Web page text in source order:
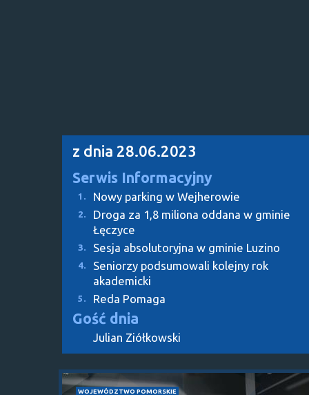
z dnia 28.06.2023
Serwis Informacyjny
1. Nowy parking w Wejherowie
2.
Droga za 1,8 miliona oddana w gminie
Łęczyce
3. Sesja absolutoryjna w gminie Luzino
4.
Seniorzy podsumowali kolejny rok
akademicki
5. Reda Pomaga
Gość dnia
Julian Ziółkowski
WOJEWÓDZTWO POMORSKIE